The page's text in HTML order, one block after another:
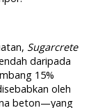
Sugarcrete
daripada
15%
oleh
beton—yang